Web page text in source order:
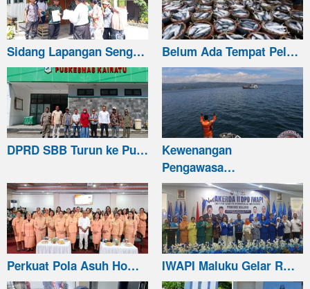
Sidang Lapangan Seng… Belum Ada Tempat Pel…
DPRD SBB Turun ke Pu…
Kewenangan
Pengawasa…
Perkuat Pola Asuh Ho… IWAPI Maluku Gelar R…